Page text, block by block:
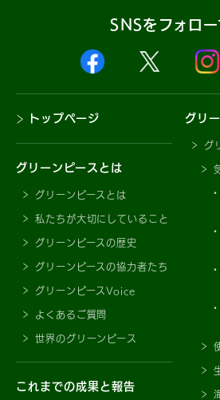
SNSをフォロー
トップページ
グリーンピースとは
グリーンピースとは
私たちが大切にしていること
グリーンピースの歴史
グリーンピースの協力者たち
グリーンピースVoice
よくあるご質問
世界のグリーンピース
これまでの成果と報告
グリ
グ